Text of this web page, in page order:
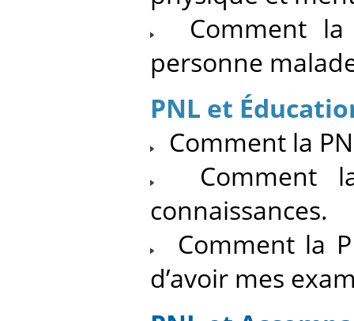
Comment la
personne
PNL et
Comment la
Comment
connaissances.
Comment la
d’avoir mes